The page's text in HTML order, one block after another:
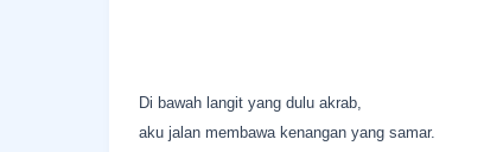
Di bawah langit yang dulu akrab,
aku jalan membawa kenangan yang samar.